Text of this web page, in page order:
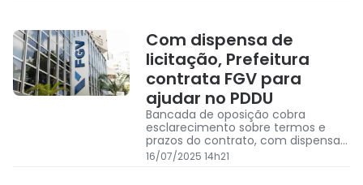
Com dispensa de
licitação, Prefeitura
contrata FGV para
ajudar no PDDU
Bancada de oposição cobra
esclarecimento sobre termos e
prazos do contrato, com dispensa
de licitação, de consultoria da FGV
para elaboração do PDDU
16/07/2025 14h21